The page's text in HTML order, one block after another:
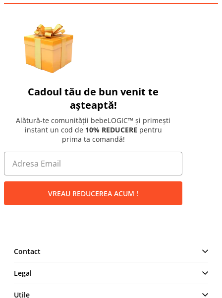
Cadoul tău de bun venit te
așteaptă!
Alătură-te comunității bebeLOGIC™ și primești
instant un cod de 10% REDUCERE pentru
prima ta comandă!
VREAU REDUCEREA ACUM !
Contact
MAKE IT LOGIC SRL
Str. Lt. Aurel Botea, Nr. 4,
Legal
Termeni și Condiții
Utile